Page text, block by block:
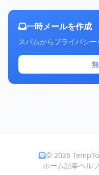
一時メールを作成
スパムからプライバシ
© 2026
ホーム記事ヘル